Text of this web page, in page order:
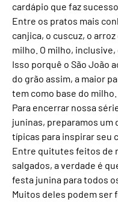
cardápio que faz
Entre os pratos mais
canjica, o cuscuz, o
milho. O milho,
Isso porquê o São João
do grão assim, a maior
tem como base do milho.
Para encerrar nossa
juninas, preparamos um
típicas para inspirar seu
Entre quitutes feitos de
salgados, a verdade é
festa junina para todos
Muitos deles podem ser